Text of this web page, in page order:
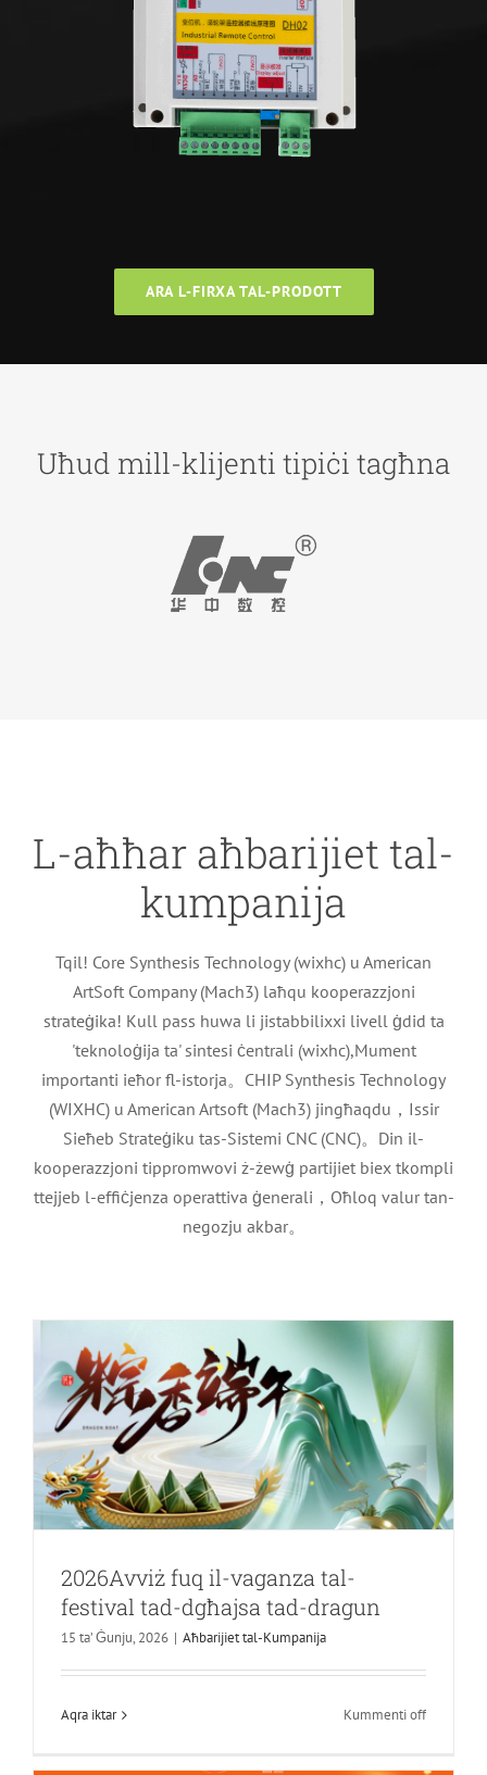
ARA L-FIRXA TAL-PRODOTT
Uħud mill-klijenti tipiċi tagħna
L-aħħar aħbarijiet tal-
kumpanija
Tqil! Core Synthesis Technology (wixhc) u American
ArtSoft Company (Mach3) laħqu kooperazzjoni
strateġika! Kull pass huwa li jistabbilixxi livell ġdid ta
'teknoloġija ta' sintesi ċentrali (wixhc),Mument
importanti ieħor fl-istorja。CHIP Synthesis Technology
(WIXHC) u American Artsoft (Mach3) jingħaqdu，Issir
Sieħeb Strateġiku tas-Sistemi CNC (CNC)。Din il-
kooperazzjoni tippromwovi ż-żewġ partijiet biex tkompli
ttejjeb l-effiċjenza operattiva ġenerali，Oħloq valur tan-
negozju akbar。
2026Avviż fuq il-vaganza tal-festival
2026Avviż fuq il-vaganza tal-
festival tad-dgħajsa tad-dragun
15 ta’ Ġunju, 2026 | Aħbarijiet tal-Kumpanija
Aqra iktar Kummenti offfuq